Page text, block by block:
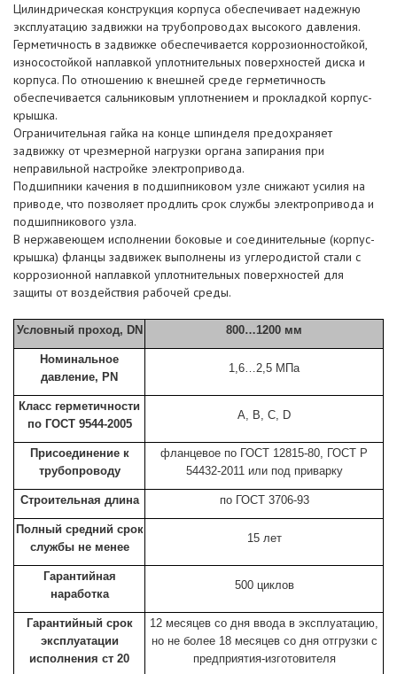
Цилиндрическая конструкция корпуса обеспечивает надежную
эксплуатацию задвижки на трубопроводах высокого давления.
Герметичность в задвижке обеспечивается коррозионностойкой,
износостойкой наплавкой уплотнительных поверхностей диска и
корпуса. По отношению к внешней среде герметичность
обеспечивается сальниковым уплотнением и прокладкой корпус-
крышка.
Ограничительная гайка на конце шпинделя предохраняет
задвижку от чрезмерной нагрузки органа запирания при
неправильной настройке электропривода.
Подшипники качения в подшипниковом узле снижают усилия на
приводе, что позволяет продлить срок службы электропривода и
подшипникового узла.
В нержавеющем исполнении боковые и соединительные (корпус-
крышка) фланцы задвижек выполнены из углеродистой стали с
коррозионной наплавкой уплотнительных поверхностей для
защиты от воздействия рабочей среды.
Условный проход, DN 800…1200 мм
Номинальное
давление, PN
1,6…2,5 МПа
Класс герметичности
по ГОСТ 9544-2005
A, B, C, D
Присоединение к
трубопроводу
фланцевое по ГОСТ 12815-80, ГОСТ Р
54432-2011 или под приварку
Строительная длина по ГОСТ 3706-93
Полный средний срок
службы не менее
15 лет
Гарантийная
наработка
500 циклов
Гарантийный срок
эксплуатации
исполнения ст 20
12 месяцев со дня ввода в эксплуатацию,
но не более 18 месяцев со дня отгрузки с
предприятия-изготовителя